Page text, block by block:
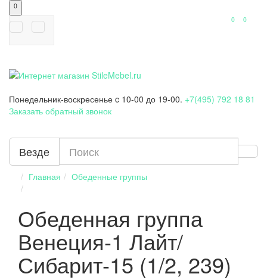
0
0
0
Понедельник-воскресенье c 10-00 до 19-00. +7(495) 792 18 81
Заказать обратный звонок
Везде
Главная Обеденные группы
Обеденная группа
Венеция-1 Лайт/
Сибарит-15 (1/2, 239)